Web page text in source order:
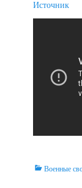
Источник
Categories
Военные